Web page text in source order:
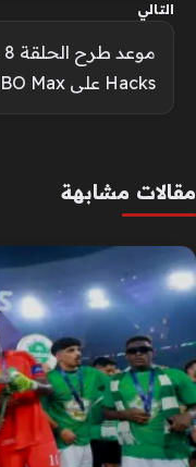
التالي
Hacks على HBO Max
مقالات مشابهة